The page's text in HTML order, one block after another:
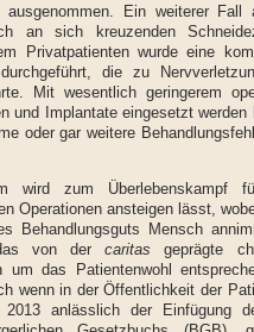
Ein weiterer Fall
sich kreuzenden
Privatpatienten wurde eine
die zu
Mit wesentlich geringerem
und Implantate eingesetzt werden
oder gar weitere
wird zum Überlebenskampf
Operationen ansteigen lässt,
Behandlungsguts Mensch
das von dercaritas geprägte
das Patientenwohl
wenn in der Öffentlichkeit der
anlässlich der Einfügung